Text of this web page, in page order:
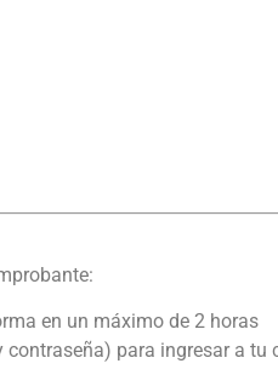
en un máximo de 2 horas
contraseña) para ingresar a tu